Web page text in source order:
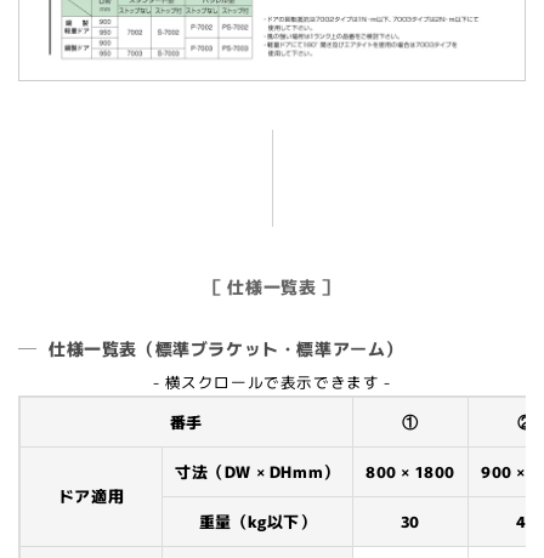
［ 仕様一覧表 ］
仕様一覧表（標準ブラケット・標準アーム）
- 横スクロールで表示できます -
番手
① ②
ドア適用
寸法（DW × DHmm） 800 × 1800 900 ×
重量（kg以下） 30 45